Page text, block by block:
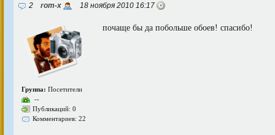
2 rom-x 18 ноября 2010 16:17
Группа: Посетители
--
Публикаций: 0
Комментариев: 22
почаще бы да побольше обоев! спасибо!